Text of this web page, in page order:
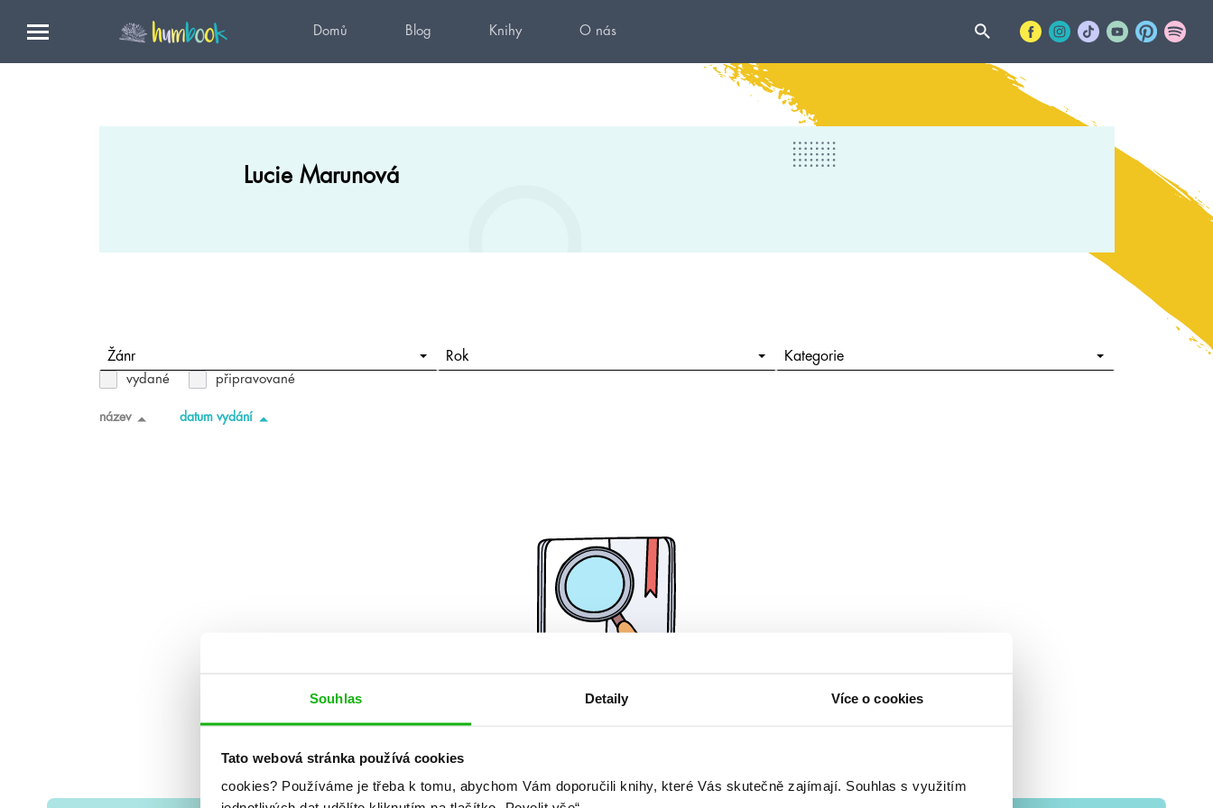
Souhlas Detaily Více o cookies
Tato webová stránka používá cookies
cookies? Používáme je třeba k tomu, abychom Vám doporučili knihy, které Vás skutečně zajímají. Souhlas s využitím
Domů Blog Knihy O nás
Lucie Marunová
Žánr Rok Kategorie
vydané připravované
název datum vydání